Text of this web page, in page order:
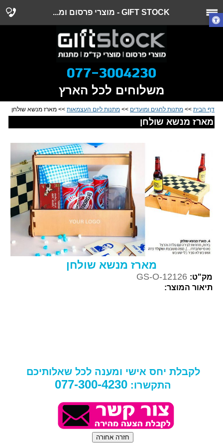
GIFT STOCK - מוצרי פרסום ומ...
משלוחים לכל הארץ
דף הבית >> מתנות לחגים ומועדים >> מתנות ליום העצמאות >> מארז מנשא שולחן
מארז מנשא שולחן
מארז מנשא שולחן
מק"ט: GS-O-12126
תיאור המוצר:
לקבלת יחס אישי ומענה לכל שאלותיכם
התקשרו: 077-300-4230